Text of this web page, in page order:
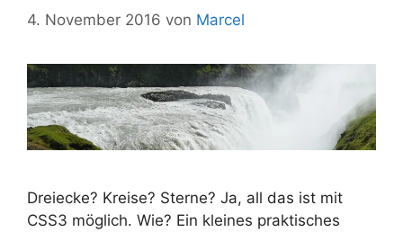
4. November 2016 von Marcel
Dreiecke? Kreise? Sterne? Ja, all das ist mit
CSS3 möglich. Wie? Ein kleines praktisches